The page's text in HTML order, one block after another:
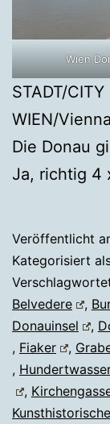
Wien
STADT/
WIEN/
Die Donau
Ja, richtig 4
Veröffentlicht
Kategorisiert
Belvedere
,
Donauinsel
,
, Fiaker ,
,
,